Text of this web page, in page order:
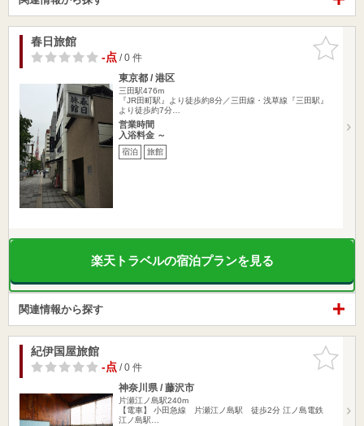
お気に入
りに追加
春日旅館
-点/ 0 件
東京都 / 港区
三田駅476m
『JR田町駅』より徒歩約8分／三田線・浅草線『三田駅』
より徒歩約7分…
営業時間
入浴料金 ～
宿泊 旅館
楽天トラベルの宿泊プランを見る
関連情報から探す
お気に入
りに追加
紀伊国屋旅館
-点/ 0 件
神奈川県 / 藤沢市
片瀬江ノ島駅240m
【電車】 小田急線 片瀬江ノ島駅 徒歩2分 江ノ島電鉄
江ノ島駅…